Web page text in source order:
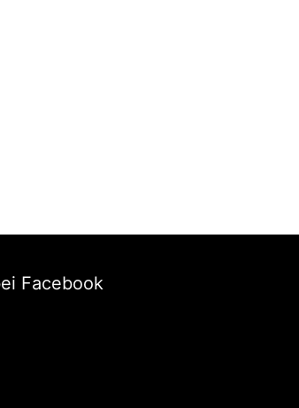
Facebook